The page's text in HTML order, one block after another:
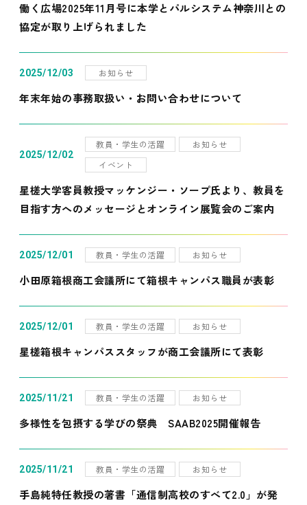
働く広場2025年11月号に本学とパルシステム神奈川との
協定が取り上げられました
2025/12/03 お知らせ
年末年始の事務取扱い・お問い合わせについて
2025/12/02
教員・学生の活躍
お知らせ
イベント
星槎大学客員教授マッケンジー・ソープ氏より、教員を
目指す方へのメッセージとオンライン展覧会のご案内
2025/12/01 教員・学生の活躍 お知らせ
小田原箱根商工会議所にて箱根キャンパス職員が表彰
2025/12/01 教員・学生の活躍 お知らせ
星槎箱根キャンパススタッフが商工会議所にて表彰
2025/11/21 教員・学生の活躍 お知らせ
多様性を包摂する学びの祭典 SAAB2025開催報告
2025/11/21 教員・学生の活躍 お知らせ
手島純特任教授の著書「通信制高校のすべて2.0」が発